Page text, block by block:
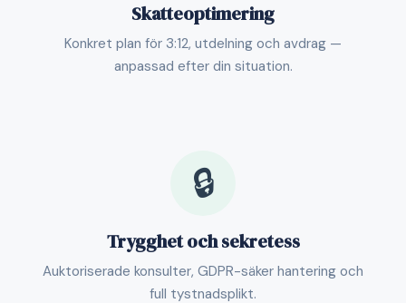
Skatteoptimering
Konkret plan för 3:12, utdelning och avdrag —
anpassad efter din situation.
🔒
Trygghet och sekretess
Auktoriserade konsulter, GDPR-säker hantering och
full tystnadsplikt.